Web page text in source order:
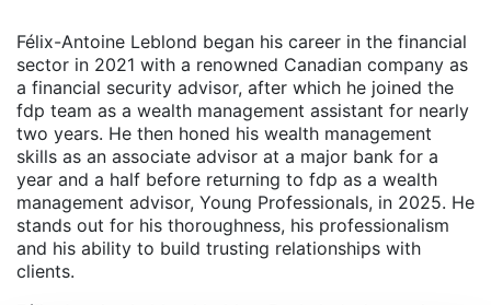
Félix-Antoine Leblond began his career in the financial
sector in 2021 with a renowned Canadian company as
a financial security advisor, after which he joined the
fdp team as a wealth management assistant for nearly
two years. He then honed his wealth management
skills as an associate advisor at a major bank for a
year and a half before returning to fdp as a wealth
management advisor, Young Professionals, in 2025. He
stands out for his thoroughness, his professionalism
and his ability to build trusting relationships with
clients.